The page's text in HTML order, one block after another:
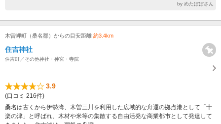
by めたぼぼさん
木曽岬町（桑名郡）からの目安距離 約3.4km
住吉神社
住吉町／その他神社・神宮・寺院
3.9
(口コミ 216件)
桑名は古くから伊勢湾、木曽三川を利用した広域的な舟運の拠点港として「十
楽の津」と呼ばれ、木材や米等の集散する自由活発な商業都市として発達して